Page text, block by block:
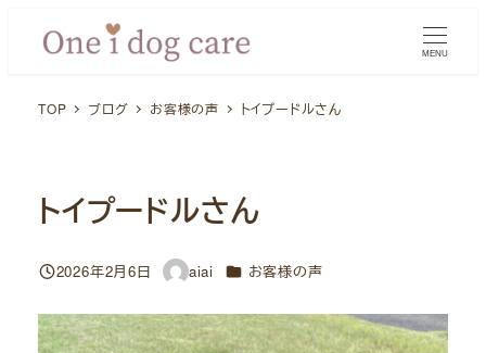
MENU
TOP ブログ お客様の声 トイプードルさん
トイプードルさん
投稿日
2026年2月6日
著
aiai カテゴリー
お客様の声